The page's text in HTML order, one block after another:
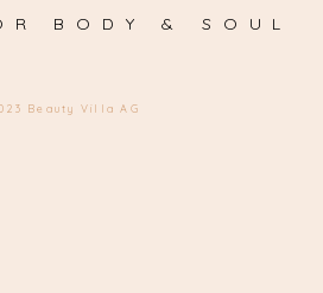
BODY & SOUL
Beauty Villa AG